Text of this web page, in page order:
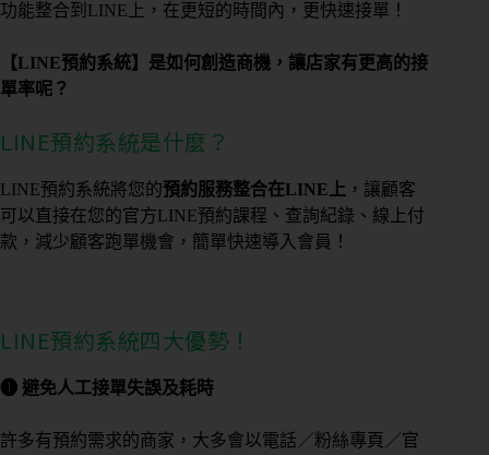
功能整合到LINE上，在更短的時間內，更快速接單！
【LINE預約系統】是如何創造商機，讓店家有更高的接
單率呢？
LINE預約系統是什麼？
LINE預約系統將您的預約服務整合在LINE上 ，讓顧客
可以直接在您的官方LINE預約課程、查詢紀錄、線上付
款，減少顧客跑單機會，簡單快速導入會員！
LINE預約系統四大優勢！
❶ 避免人工接單失誤及耗時
許多有預約需求的商家，大多會以電話／粉絲專頁／官